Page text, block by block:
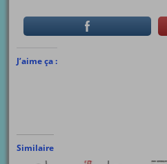
J’aime ça :
Similaire